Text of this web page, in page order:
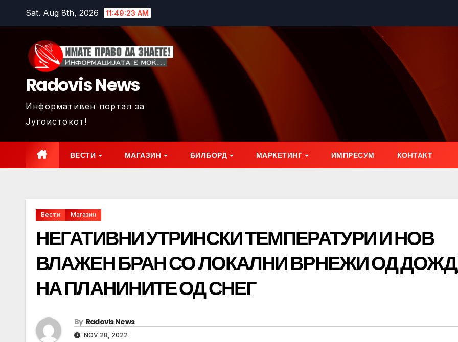
Sat. Aug 8th, 2026 11:49:25 AM
Radovis News
Информативен портал за
Југоистокот!
ВЕСТИ МАГАЗИН БИЛБОРД МАРКЕТИНГ ИМПРЕСУМ КОНТАКТ
Вести Магазин
НЕГАТИВНИ УТРИНСКИ ТЕМПЕРАТУРИ И НОВ
ВЛАЖЕН БРАН СО ЛОКАЛНИ ВРНЕЖИ ОД
НА ПЛАНИНИТЕ ОД СНЕГ
By Radovis News
NOV 28, 2022